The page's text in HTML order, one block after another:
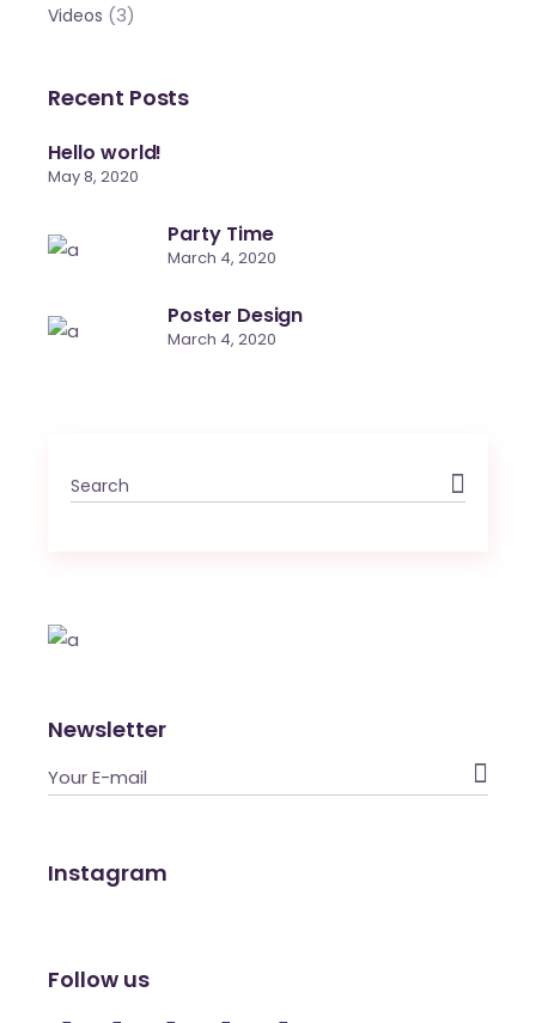
Videos (3)
Recent Posts
Hello world!
May 8, 2020
Party Time
March 4, 2020
Poster Design
March 4, 2020
Search
for:
Newsletter

Instagram
Follow us